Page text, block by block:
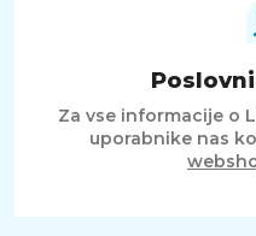
Za vse informacije o
uporabnike nas